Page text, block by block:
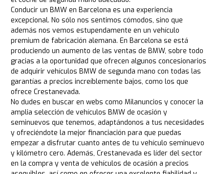
Conducir un BMW en Barcelona es una experiencia
excepcional. No sólo nos sentimos cómodos, sino que
además nos vemos estupendamente en un vehículo
premium de fabricación alemana. En Barcelona se está
produciendo un aumento de las ventas de BMW, sobre todo
gracias a la oportunidad que ofrecen algunos concesionarios
de adquirir vehículos BMW de segunda mano con todas las
garantías a precios increíblemente bajos, como los que
ofrece Crestanevada.
No dudes en buscar en webs como Milanuncios y conocer la
amplia selección de vehículos BMW de ocasión y
seminuevos que tenemos, adaptándonos a tus necesidades
y ofreciéndote la mejor financiación para que puedas
empezar a disfrutar cuanto antes de tu vehículo seminuevo
y kilómetro cero. Además, Crestanevada es líder del sector
en la compra y venta de vehículos de ocasión a precios